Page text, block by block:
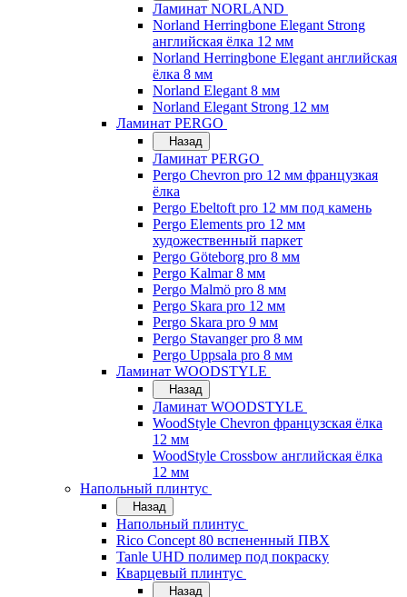
Ламинат NORLAND
Norland Herringbone Elegant Strong
английская ёлка 12 мм
Norland Herringbone Elegant английская
ёлка 8 мм
Norland Elegant 8 мм
Norland Elegant Strong 12 мм
Ламинат PERGO
Назад
Ламинат PERGO
Pergo Chevron pro 12 мм французкая
ёлка
Pergo Ebeltoft pro 12 мм под камень
Pergo Elements pro 12 мм
художественный паркет
Pergo Göteborg pro 8 мм
Pergo Kalmar 8 мм
Pergo Malmö pro 8 мм
Pergo Skara pro 12 мм
Pergo Skara pro 9 мм
Pergo Stavanger pro 8 мм
Pergo Uppsala pro 8 мм
Ламинат WOODSTYLE
Назад
Ламинат WOODSTYLE
WoodStyle Chevron французская ёлка
12 мм
WoodStyle Crossbow английская ёлка
12 мм
Напольный плинтус
Назад
Напольный плинтус
Rico Concept 80 вспененный ПВХ
Tanle UHD полимер под покраску
Кварцевый плинтус
Назад